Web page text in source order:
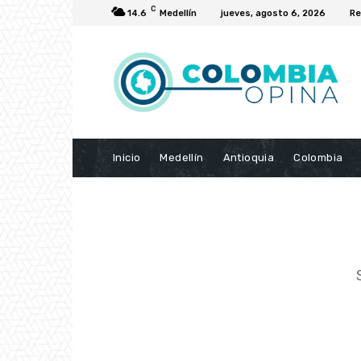
14.6 C Medellín jueves, agosto 6, 2026
Inicio Medellín Antioquia Colombia